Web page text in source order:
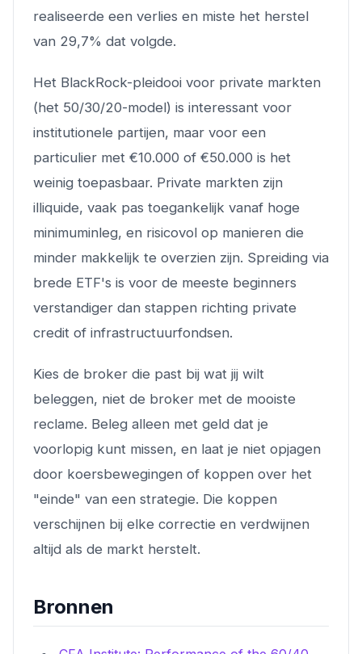
realiseerde een verlies en miste het herstel
van 29,7% dat volgde.
Het BlackRock-pleidooi voor private markten
(het 50/30/20-model) is interessant voor
institutionele partijen, maar voor een
particulier met €10.000 of €50.000 is het
weinig toepasbaar. Private markten zijn
illiquide, vaak pas toegankelijk vanaf hoge
minimuminleg, en risicovol op manieren die
minder makkelijk te overzien zijn. Spreiding via
brede ETF's is voor de meeste beginners
verstandiger dan stappen richting private
credit of infrastructuurfondsen.
Kies de broker die past bij wat jij wilt
beleggen, niet de broker met de mooiste
reclame. Beleg alleen met geld dat je
voorlopig kunt missen, en laat je niet opjagen
door koersbewegingen of koppen over het
"einde" van een strategie. Die koppen
verschijnen bij elke correctie en verdwijnen
altijd als de markt herstelt.
Bronnen